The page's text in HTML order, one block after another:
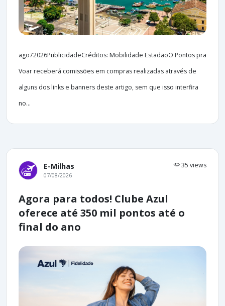
ago72026PublicidadeCréditos: Mobilidade EstadãoO Pontos pra
Voar receberá comissões em compras realizadas através de
alguns dos links e banners deste artigo, sem que isso interfira
no...
E-Milhas 35 views
07/08/2026
Agora para todos! Clube Azul
oferece até 350 mil pontos até o
final do ano